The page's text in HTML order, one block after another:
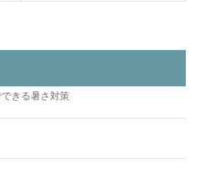
きる暑さ対策